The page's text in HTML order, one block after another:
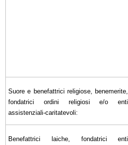
Suore e benefattrici religiose, benemerite,
fondatrici ordini religiosi e/o enti
assistenziali-caritatevoli:
Benefattrici laiche, fondatrici enti